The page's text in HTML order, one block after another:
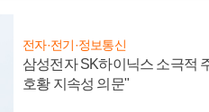
전자·전기·정보통신
삼성전자 SK하이닉스 소극적
호황 지속성 의문"